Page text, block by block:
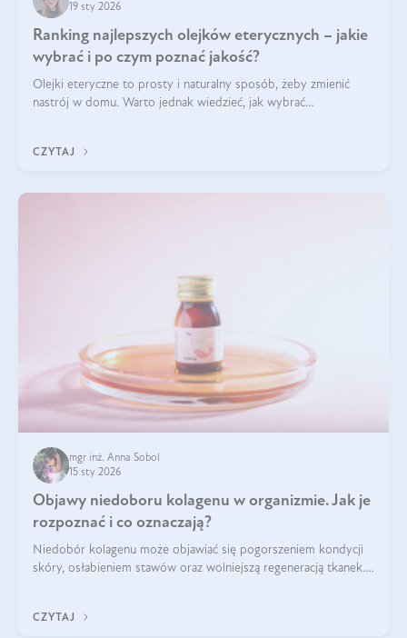
19 sty 2026
Ranking najlepszych olejków eterycznych – jakie
wybrać i po czym poznać jakość?
Olejki eteryczne to prosty i naturalny sposób, żeby zmienić
nastrój w domu. Warto jednak wiedzieć, jak wybrać
kryteria wyboru!
CZYTAJ
mgr inż. Anna Sobol
15 sty 2026
Objawy niedoboru kolagenu w organizmie. Jak je
rozpoznać i co oznaczają?
Niedobór kolagenu może objawiać się pogorszeniem kondycji
skóry, osłabieniem stawów oraz wolniejszą regeneracją tkanek.
osłabienie włosów.
CZYTAJ